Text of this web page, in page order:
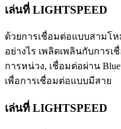
เล่นที่ LIGHTSPEED
ด้วยการเชื่อมต่อแบบสามโ
อย่างไร เพลิดเพลินกับการเ
การหน่วง, เชื่อมต่อผ่าน
เพื่อการเชื่อมต่อแบบมีสาย
เล่นที่ LIGHTSPEED